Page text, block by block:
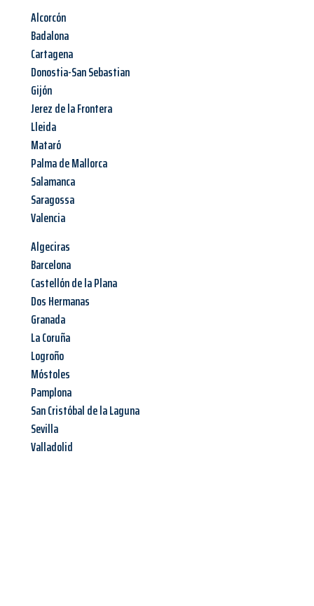
Alcorcón
Badalona
Cartagena
Donostia-San Sebastian
Gijón
Jerez de la Frontera
Lleida
Mataró
Palma de Mallorca
Salamanca
Saragossa
Valencia
Algeciras
Barcelona
Castellón de la Plana
Dos Hermanas
Granada
La Coruña
Logroño
Móstoles
Pamplona
San Cristóbal de la Laguna
Sevilla
Valladolid